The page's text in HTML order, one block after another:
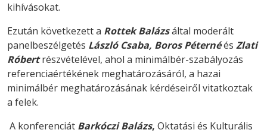
kihívásokat.
Ezután következett a Rottek Balázsáltal moderált
panelbeszélgetés László Csaba, Boros Péternéés Zlati
Róbertrészvételével, ahol a minimálbér-szabályozás
referenciaértékének meghatározásáról, a hazai
minimálbér meghatározásának kérdéseiről vitatkoztak
a felek.
A konferenciát Barkóczi Balázs, Oktatási és Kulturális